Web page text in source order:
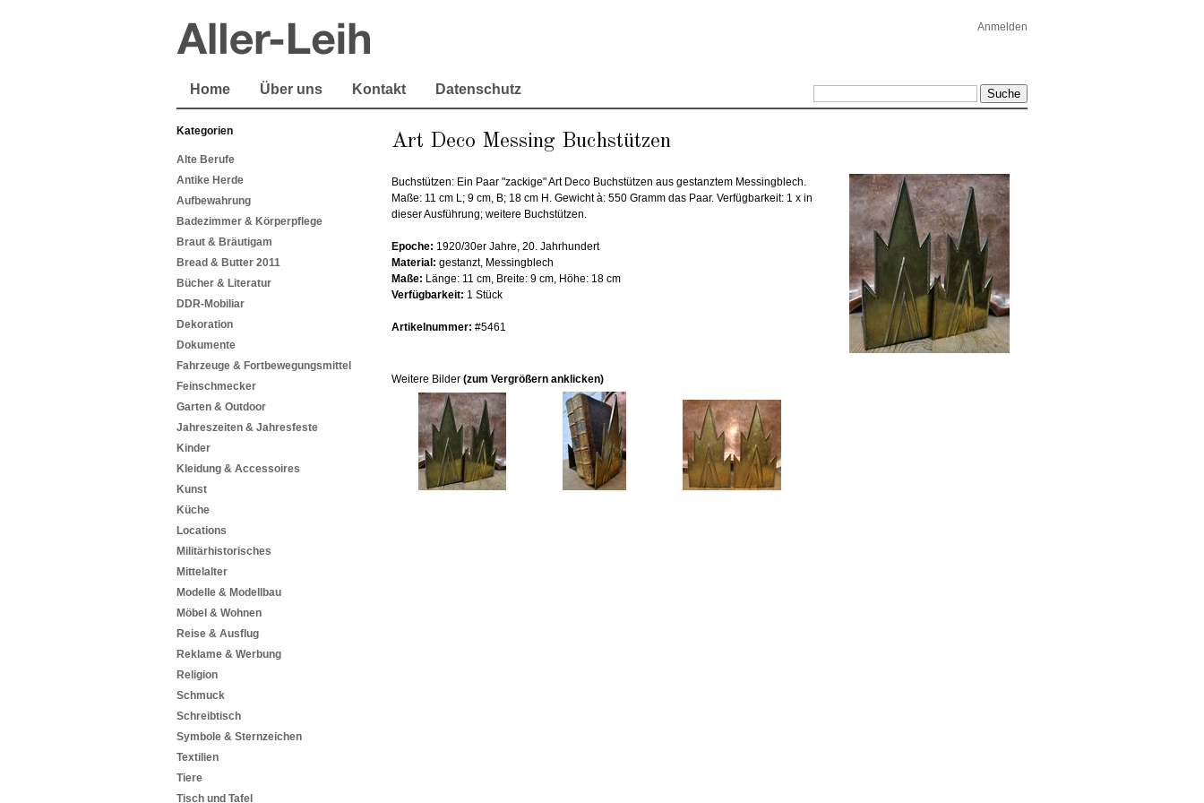
Anmelden
Home Über uns Kontakt Datenschutz
Kategorien
Alte Berufe
Antike Herde
Aufbewahrung
Badezimmer & Körperpflege
Braut & Bräutigam
Bread & Butter 2011
Bücher & Literatur
DDR-Mobiliar
Dekoration
Dokumente
Fahrzeuge & Fortbewegungsmittel
Feinschmecker
Garten & Outdoor
Jahreszeiten & Jahresfeste
Kinder
Kleidung & Accessoires
Kunst
Küche
Locations
Militärhistorisches
Mittelalter
Modelle & Modellbau
Möbel & Wohnen
Reise & Ausflug
Reklame & Werbung
Religion
Schmuck
Schreibtisch
Symbole & Sternzeichen
Textilien
Tiere
Tisch und Tafel
Art Deco Messing Buchstützen
Buchstützen: Ein Paar "zackige" Art Deco Buchstützen aus gestanztem Messingblech.
Maße: 11 cm L; 9 cm, B; 18 cm H. Gewicht à: 550 Gramm das Paar. Verfügbarkeit: 1 x in
dieser Ausführung; weitere Buchstützen.
Epoche: 1920/30er Jahre, 20. Jahrhundert
Material: gestanzt, Messingblech
Maße: Länge: 11 cm, Breite: 9 cm, Höhe: 18 cm
Verfügbarkeit: 1 Stück
Artikelnummer: #5461
Weitere Bilder (zum Vergrößern anklicken)